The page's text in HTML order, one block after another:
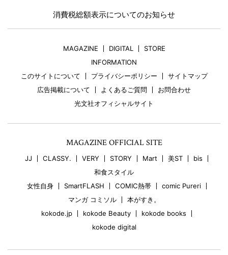
消費税総額表示についてのお知らせ
MAGAZINE DIGITAL
STORE
INFORMATION
このサイトについて
プライバシーポリシー
サイトマップ
広告掲載について
よくあるご質問
お問合わせ
光文社オフィシャルサイト
MAGAZINE OFFICIAL SITE
JJ CLASSY. VERY STORY Mart 美ST
bis
和食スタイル
女性自身
SmartFLASH COMIC熱帯
comic Pureri
マンガ コミソル
本がすき。
kokode.jp
kokode Beauty
kokode books
kokode digital